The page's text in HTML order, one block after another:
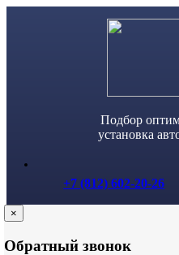
Подбор
установка
+7 (812) 602-20-26
×
Обратный звонок